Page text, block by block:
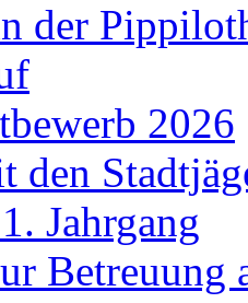
der
2026
den
Jahrgang
Betreuung